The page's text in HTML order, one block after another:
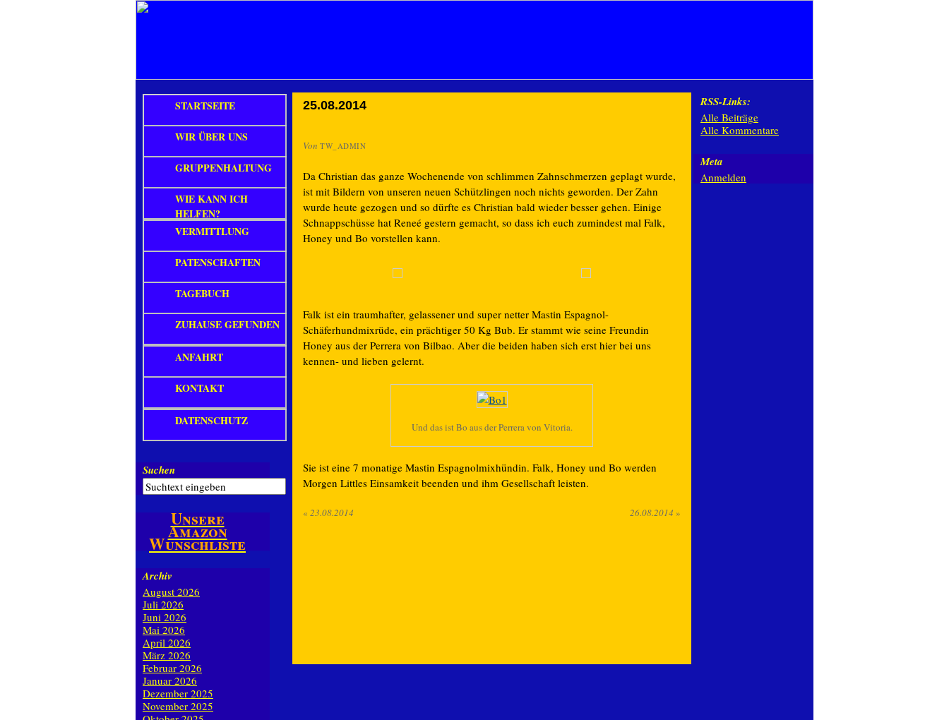
25.08.2014
Von TW_ADMIN
Da Christian das ganze Wochenende von schlimmen Zahnschmerzen geplagt wurde,
ist mit Bildern von unseren neuen Schützlingen noch nichts geworden. Der Zahn
wurde heute gezogen und so dürfte es Christian bald wieder besser gehen. Einige
Schnappschüsse hat Reneé gestern gemacht, so dass ich euch zumindest mal Falk,
Honey und Bo vorstellen kann.
Falk ist ein traumhafter, gelassener und super netter Mastin Espagnol-
Schäferhundmixrüde, ein prächtiger 50 Kg Bub. Er stammt wie seine Freundin
Honey aus der Perrera von Bilbao. Aber die beiden haben sich erst hier bei uns
kennen- und lieben gelernt.
Und das ist Bo aus der Perrera von Vitoria.
Sie ist eine 7 monatige Mastin Espagnolmixhündin. Falk, Honey und Bo werden
Morgen Littles Einsamkeit beenden und ihm Gesellschaft leisten.
« 23.08.2014 26.08.2014 »
STARTSEITE
WIR ÜBER UNS
GRUPPENHALTUNG
WIE KANN ICH
HELFEN?
VERMITTLUNG
PATENSCHAFTEN
TAGEBUCH
ZUHAUSE GEFUNDEN
ANFAHRT
KONTAKT
DATENSCHUTZ
Suchen
Unsere
Amazon
Wunschliste
Archiv
August 2026
Juli 2026
Juni 2026
Mai 2026
April 2026
März 2026
Februar 2026
Januar 2026
Dezember 2025
November 2025
RSS-Links:
Alle Beiträge
Alle Kommentare
Meta
Anmelden